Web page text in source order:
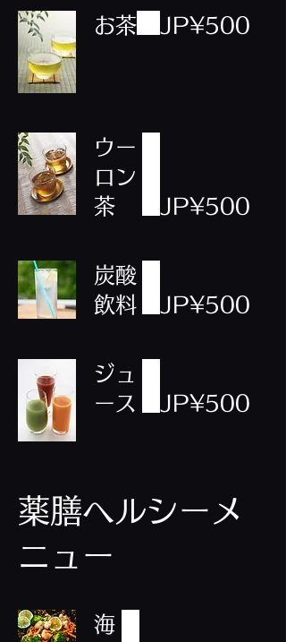
お茶 JP¥500
ウー
ロン
茶
JP¥500
炭酸
飲料
JP¥500
ジュ
ース
JP¥500
薬膳ヘルシーメ
ニュー
海